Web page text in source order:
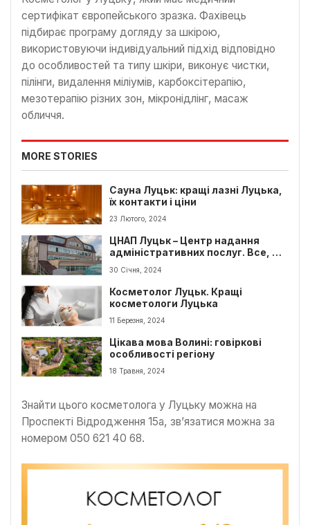
сертифікат європейського зразка. Фахівець
підбирає програму догляду за шкірою,
використовуючи індивідуальний підхід відповідно
до особливостей та типу шкіри, виконує чистки,
пілінги, видалення міліумів, карбоксітерапію,
мезотерапію різних зон, мікронідлінг, масаж
обличчя.
MORE STORIES
Сауна Луцьк: кращі лазні Луцька,
їх контакти і ціни
23 Лютого, 2024
ЦНАП Луцьк – Центр надання
адміністративних послуг. Все, що
потрібно знати
30 Січня, 2024
Косметолог Луцьк. Кращі
косметологи Луцька
11 Березня, 2024
Цікава мова Волині: говіркові
особливості регіону
18 Травня, 2024
Знайти цього косметолога у Луцьку можна на
Проспекті Відродження 15а, зв’язатися можна за
номером 050 621 40 68.